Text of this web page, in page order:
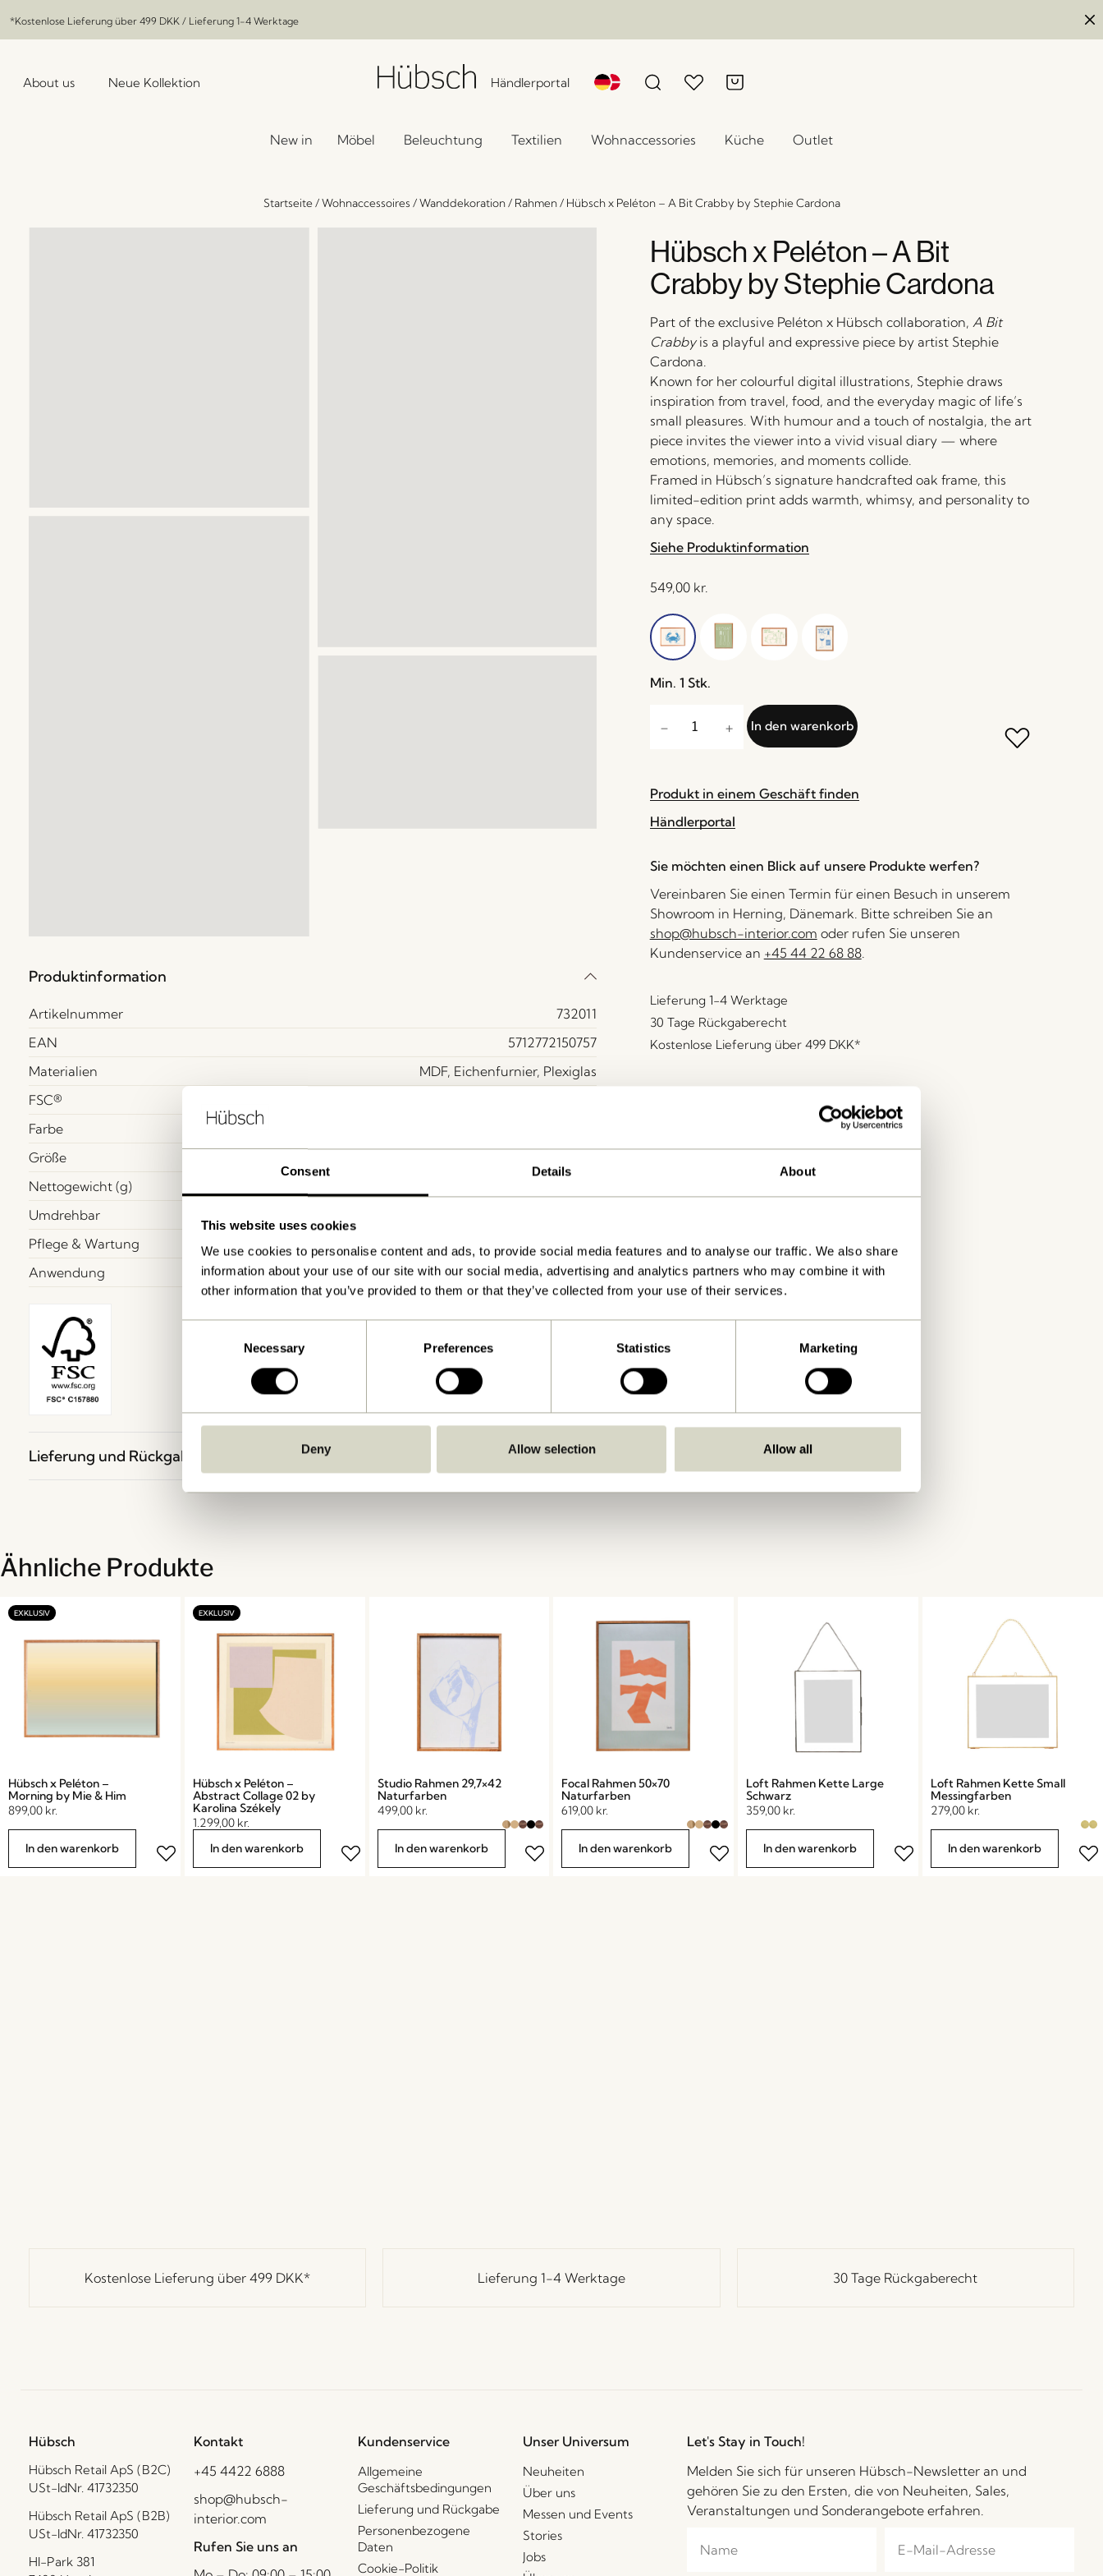
Consent Details About
This website uses cookies
We use cookies to personalise content and ads, to provide social media features and to analyse our traffic. We also share
information about your use of our site with our social media, advertising and analytics partners who may combine it with
other information that you’ve provided to them or that they’ve collected from your use of their services.
Necessary Preferences Statistics Marketing
Deny Allow selection Allow all
*Kostenlose Lieferung über 499 DKK / Lieferung 1-4 Werktage
About us Neue Kollektion Händlerportal
New in Möbel Beleuchtung Textilien Wohnaccessories Küche Outlet
Startseite/Wohnaccessoires /Wanddekoration/ Rahmen/ Hübsch x Peléton – A Bit Crabby by Stephie Cardona
Produktinformation
Artikelnummer
732011
EAN
5712772150757
Materialien
MDF, Eichenfurnier, Plexiglas
FSC®
Farbe
Größe
Nettogewicht (g)
Umdrehbar
Pflege & Wartung
Anleitung ansehen
Anwendung
Drinnen
Lieferung und Rückgabe
Hübsch x Peléton – A Bit
Crabby by Stephie Cardona
Part of the exclusive Peléton x Hübsch collaboration, A Bit
Crabbyis a playful and expressive piece by artist Stephie
Cardona.
Known for her colourful digital illustrations, Stephie draws
inspiration from travel, food, and the everyday magic of life’s
small pleasures. With humour and a touch of nostalgia, the art
piece invites the viewer into a vivid visual diary — where
emotions, memories, and moments collide.
Framed in Hübsch’s signature handcrafted oak frame, this
limited-edition print adds warmth, whimsy, and personality to
any space.
Siehe Produktinformation
549,00 kr.
Min. 1 Stk.
In den warenkorb
Produkt in einem Geschäft finden
Händlerportal
Sie möchten einen Blick auf unsere Produkte werfen?
Vereinbaren Sie einen Termin für einen Besuch in unserem
Showroom in Herning, Dänemark. Bitte schreiben Sie an
shop@hubsch-interior.com oder rufen Sie unseren
Kundenservice an +45 44 22 68 88.
Lieferung 1-4 Werktage
30 Tage Rückgaberecht
Kostenlose Lieferung über 499 DKK*
Ähnliche Produkte
Hübsch x Peléton –
Morning by Mie & Him
899,00 kr.
In den warenkorb
Hübsch x Peléton –
Abstract Collage 02 by
Karolina Székely
1.299,00 kr.
In den warenkorb
Studio Rahmen 29,7×42
Naturfarben
499,00 kr.
In den warenkorb
Focal Rahmen 50×70
Naturfarben
619,00 kr.
In den warenkorb
Loft Rahmen Kette Large
Schwarz
359,00 kr.
In den warenkorb
Loft Rahmen Kette Small
Messingfarben
279,00 kr.
In den warenkorb
Kostenlose Lieferung über499 DKK* Lieferung 1-4 Werktage 30 Tage Rückgaberecht
Hübsch
Hübsch Retail ApS (B2C)
USt-IdNr. 41732350
Hübsch Retail ApS (B2B)
USt-IdNr. 41732350
HI-Park 381
Kontakt
+45 4422 6888
shop@hubsch-
interior.com
Rufen Sie uns an
Kundenservice
Allgemeine
Geschäftsbedingungen
Lieferung und Rückgabe
Personenbezogene
Daten
Cookie-Politik
Unser Universum
Neuheiten
Über uns
Messen und Events
Stories
Jobs
Let's Stay in Touch!
Melden Sie sich für unseren Hübsch-Newsletter an und
gehören Sie zu den Ersten, die von Neuheiten, Sales,
Veranstaltungen und Sonderangebote erfahren.